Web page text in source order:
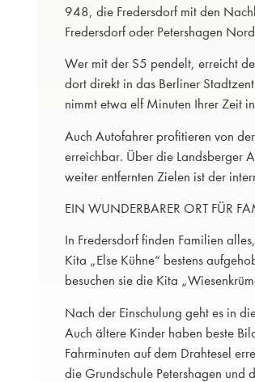
948, die Fredersdorf mit den
Fredersdorf oder Petershagen
Wer mit der S5 pendelt, erreicht
dort direkt in das Berliner
nimmt etwa elf Minuten Ihrer Zeit
Auch Autofahrer profitieren von
erreichbar. Über die Landsberger
weiter entfernten Zielen ist der
EIN WUNDERBARER ORT FÜR
In Fredersdorf finden Familien
Kita „Else Kühne“ bestens
besuchen sie die Kita
Nach der Einschulung geht es in
Auch ältere Kinder haben beste
Fahrminuten auf dem Drahtesel
die Grundschule Petershagen und